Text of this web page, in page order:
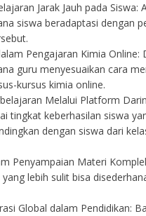
Jarak Jauh pada Siswa:
siswa beradaptasi dengan
Pengajaran Kimia Online:
guru menyesuaikan cara
kursus kimia online.
Melalui Platform
tingkat keberhasilan siswa
dengan siswa dari
Penyampaian Materi
lebih sulit bisa
Global dalam Pendidikan: